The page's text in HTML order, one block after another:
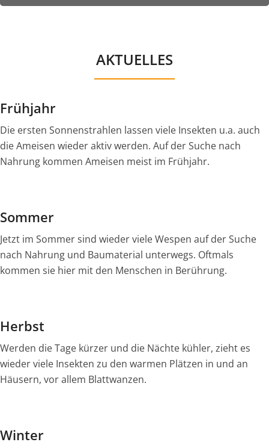
AKTUELLES
Frühjahr
Die ersten Sonnenstrahlen lassen viele Insekten u.a. auch
die Ameisen wieder aktiv werden. Auf der Suche nach
Nahrung kommen Ameisen meist im Frühjahr.
Sommer
Jetzt im Sommer sind wieder viele Wespen auf der Suche
nach Nahrung und Baumaterial unterwegs. Oftmals
kommen sie hier mit den Menschen in Berührung.
Herbst
Werden die Tage kürzer und die Nächte kühler, zieht es
wieder viele Insekten zu den warmen Plätzen in und an
Häusern, vor allem Blattwanzen.
Winter